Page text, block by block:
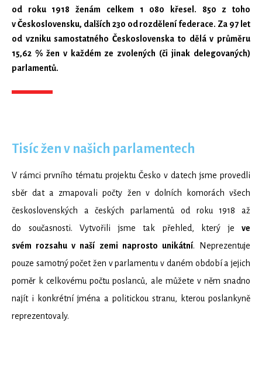
od roku 1918 ženám celkem 1 080 křesel. 850 z toho
v Československu, dalších 230 od rozdělení federace. Za 97 let
od vzniku samostatného Československa to dělá v průměru
15,62 % žen v každém ze zvolených (či jinak delegovaných)
parlamentů.
Tisíc žen v našich parlamentech
V rámci prvního tématu projektu Česko v datech jsme provedli
sběr dat a zmapovali počty žen v dolních komorách všech
československých a českých parlamentů od roku 1918 až
do současnosti. Vytvořili jsme tak přehled, který je ve
svém rozsahu v naší zemi naprosto unikátní. Neprezentuje
pouze samotný počet žen v parlamentu v daném období a jejich
poměr k celkovému počtu poslanců, ale můžete v něm snadno
najít i konkrétní jména a politickou stranu, kterou poslankyně
reprezentovaly.